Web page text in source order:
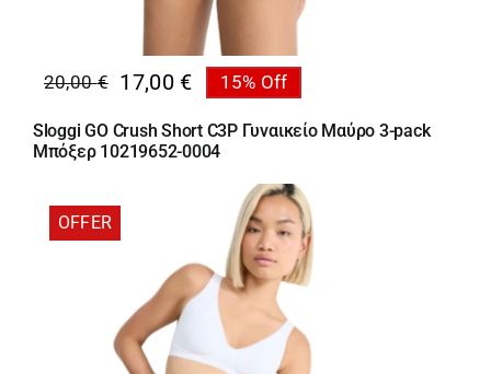
20,00€
Original
price
was:
17,00 €
Η
τρέχουσα
τιμή
17,00 €.
15% Off
Sloggi GO Crush Short C3P Γυναικείο Μαύρο 3-pack
Μπόξερ 10219652-0004
OFFER